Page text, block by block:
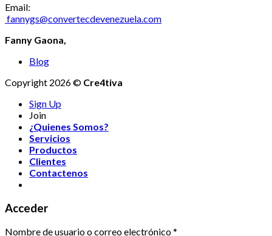
Email:
fannygs@convertecdevenezuela.com
Fanny Gaona,
Blog
Copyright 2026 © Cre4tiva
Sign Up
Join
¿Quienes Somos?
Servicios
Productos
Clientes
Contactenos
Acceder
Nombre de usuario o correo electrónico*